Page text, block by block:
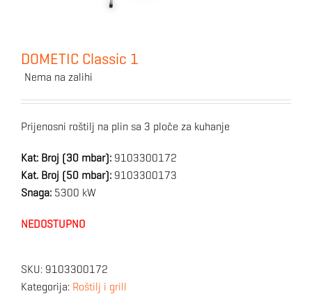
DOMETIC Classic 1
Nema na zalihi
Prijenosni roštilj na plin sa 3 ploče za kuhanje
Kat: Broj (30 mbar): 9103300172
Kat. Broj (50 mbar): 9103300173
Snaga: 5300 kW
NEDOSTUPNO
SKU: 9103300172
Kategorija: Roštilj i grill